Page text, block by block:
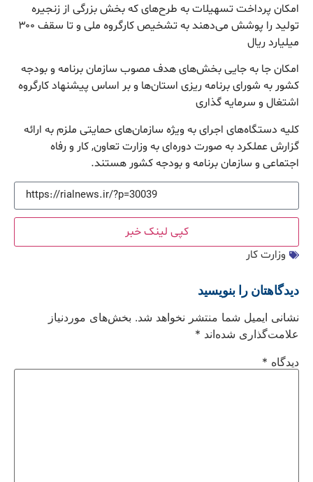
امکان پرداخت تسهیلات به طرح‌های که بخش بزرگی از زنجیره
تولید را پوشش می‌دهند به تشخیص کارگروه ملی و تا سقف ۳۰۰
میلیارد ریال
امکان جا به جایی بخش‌های هدف مصوب سازمان برنامه و بودجه
کشور به شورای برنامه ریزی استان‌ها و بر اساس پیشنهاد کارگروه
اشتغال و سرمایه گذاری
کلیه دستگاه‌های اجرای به ویژه سازمان‌های حمایتی ملزم به ارائه
گزارش عملکرد به صورت دوره‌ای به وزارت تعاون, کار و رفاه
اجتماعی و سازمان برنامه و بودجه کشور هستند.
کپی لینک خبر
وزارت کار
دیدگاهتان را بنویسید
نشانی ایمیل شما منتشر نخواهد شد. بخش‌های موردنیاز
علامت‌گذاری شده‌اند *
دیدگاه *